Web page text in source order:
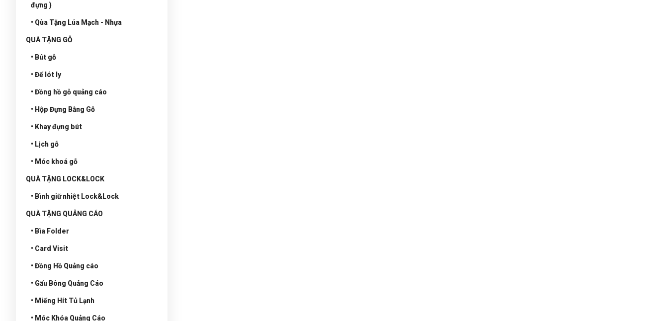
đựng )
• Qùa Tặng Lúa Mạch - Nhựa
QUÀ TẶNG GỖ
• Bút gỗ
• Đế lót ly
• Đồng hồ gỗ quảng cáo
• Hộp Đựng Bằng Gỗ
• Khay đựng bút
• Lịch gỗ
• Móc khoá gỗ
QUÀ TẶNG LOCK&LOCK
• Bình giữ nhiệt Lock&Lock
QUÀ TẶNG QUẢNG CÁO
• Bìa Folder
• Card Visit
• Đồng Hồ Quảng cáo
• Gấu Bông Quảng Cáo
• Miếng Hít Tủ Lạnh
• Móc Khóa Quảng Cáo